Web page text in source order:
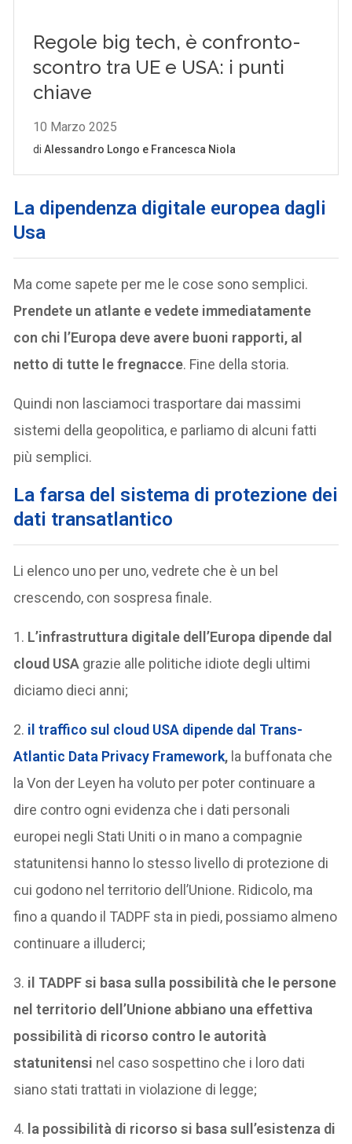
La dipendenza digitale europea dagli
Usa
Ma come sapete per me le cose sono semplici.
Prendete un atlante e vedete immediatamente
con chi l’Europa deve avere buoni rapporti, al
netto di tutte le fregnacce. Fine della storia.
Quindi non lasciamoci trasportare dai massimi
sistemi della geopolitica, e parliamo di alcuni fatti
più semplici.
La farsa del sistema di protezione dei
dati transatlantico
Li elenco uno per uno, vedrete che è un bel
crescendo, con sospresa finale.
1. L’infrastruttura digitale dell’Europa dipende dal
cloud USA grazie alle politiche idiote degli ultimi
diciamo dieci anni;
2. il traffico sul cloud USA dipende dal Trans-
Atlantic Data Privacy Framework, la buffonata che
la Von der Leyen ha voluto per poter continuare a
dire contro ogni evidenza che i dati personali
europei negli Stati Uniti o in mano a compagnie
statunitensi hanno lo stesso livello di protezione di
cui godono nel territorio dell’Unione. Ridicolo, ma
fino a quando il TADPF sta in piedi, possiamo almeno
continuare a illuderci;
3. il TADPF si basa sulla possibilità che le persone
nel territorio dell’Unione abbiano una effettiva
possibilità di ricorso contro le autorità
statunitensi nel caso sospettino che i loro dati
siano stati trattati in violazione di legge;
4. la possibilità di ricorso si basa sull’esistenza di